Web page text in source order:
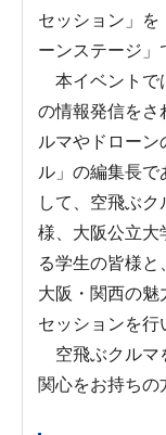
セッション」
ーンステージ」
本イベントで
の情報発信をさ
ルマやドロー
ル」の編集長で
して、空飛ぶ
様、大阪公立大
る学生の皆様と
大阪・関西の魅
セッションを行
空飛ぶクルマ
関心をお持ちの